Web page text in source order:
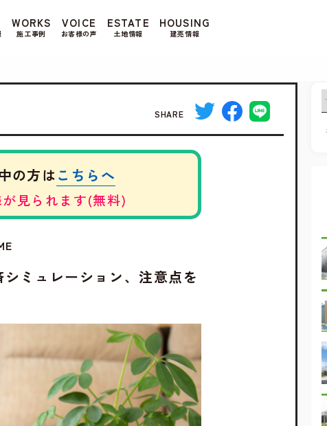
WORKS
施工事例
VOICE
お客様の声
ESTATE
土地情報
HOUSING
建売情報
SHARE
の方はこちらへ
見られます(無料)
ミュレーション、注意点を
ではお客様のプライバシーを極めて重視していま
プライバシーポリシーをご覧ください。